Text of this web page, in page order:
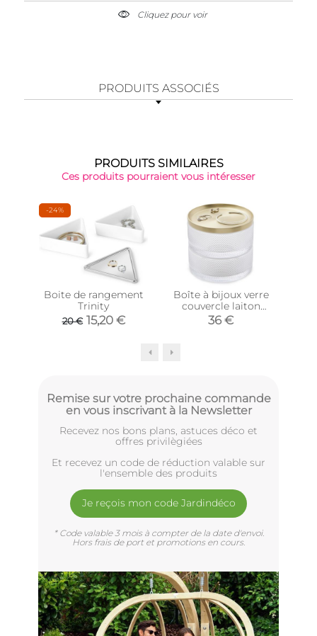
Cliquez pour voir
PRODUITS ASSOCIÉS
PRODUITS SIMILAIRES
Ces produits pourraient vous intéresser
-24%
Boite de rangement
Trinity
20 € 15,20 €
Boîte à bijoux verre
couvercle laiton
Tesora
36 €
Remise sur votre prochaine commande
en vous inscrivant à la Newsletter
Recevez nos bons plans, astuces déco et
offres privilègiées
Et recevez un code de réduction valable sur
l'ensemble des produits
Je reçois mon code Jardindéco
* Code valable 3 mois à compter de la date d'envoi.
Hors frais de port et promotions en cours.